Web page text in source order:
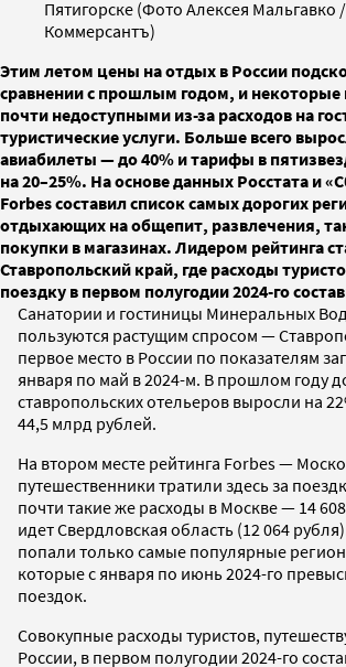
Пятигорске (Фото Алексея Мальгавко /
Коммерсантъ)
Этим летом цены на отдых в России
сравнении с прошлым годом, и
почти недоступными из-за расходов на
туристические услуги. Больше всего
авиабилеты — до 40% и тарифы в
на 20–25%. На основе данных Росстата и
Forbes составил список самых дорогих
отдыхающих на общепит, развлечения,
покупки в магазинах. Лидером рейтинга
Ставропольский край, где расходы
поездку в первом полугодии 2024-го
Санатории и гостиницы Минеральных
пользуются растущим спросом —
первое место в России по показателям
января по май в 2024-м. В прошлом году
ставропольских отельеров выросли на
44,5 млрд рублей.
На втором месте рейтинга Forbes —
путешественники тратили здесь за
почти такие же расходы в Москве — 14
идет Свердловская область (12 064
попали только самые популярные
которые с января по июнь 2024-го
поездок.
Совокупные расходы туристов,
России, в первом полугодии 2024-го